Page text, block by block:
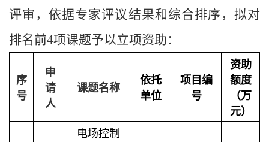
评审，依据专家评议结果和综合排序，拟对
排名前4项课题予以立项资助：
序
号
申
请
人
课题名称
依托
单位
项目编
号
资助
额度
（万
元）
电场控制